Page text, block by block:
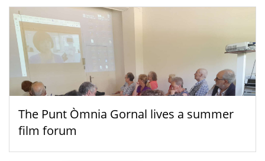
The Punt Òmnia Gornal lives a summer
film forum